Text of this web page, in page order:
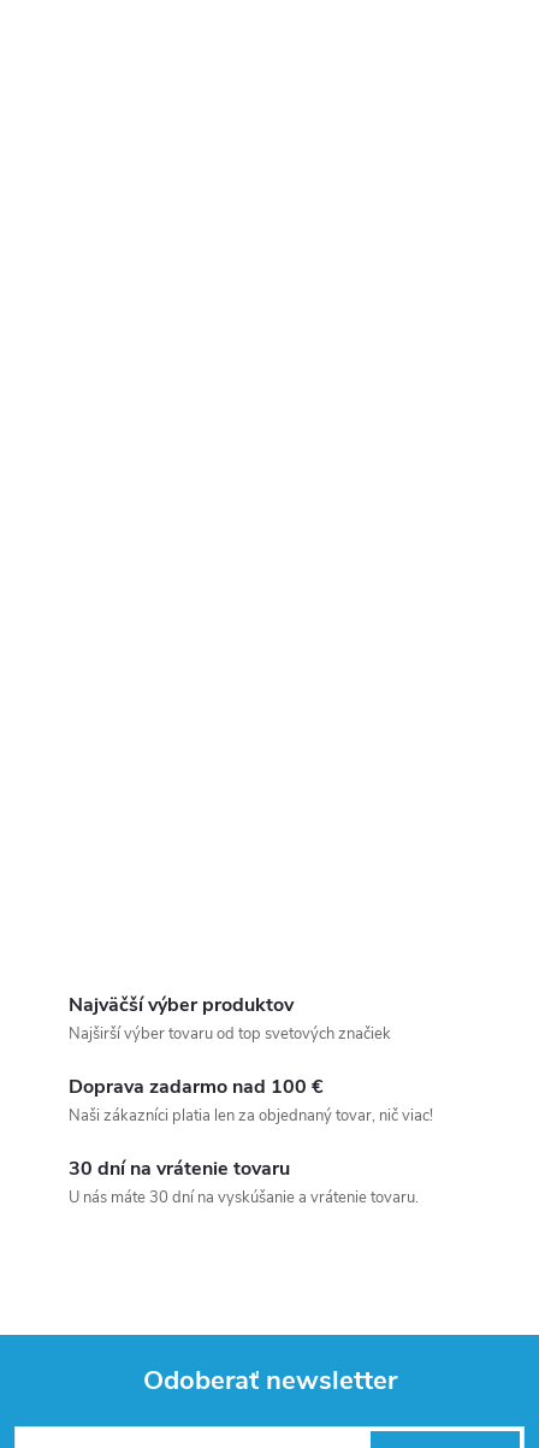
Najväčší výber produktov
Najširší výber tovaru od top svetových značiek
Doprava zadarmo nad 100 €
Naši zákazníci platia len za objednaný tovar, nič viac!
30 dní na vrátenie tovaru
U nás máte 30 dní na vyskúšanie a vrátenie tovaru.
Odoberať newsletter